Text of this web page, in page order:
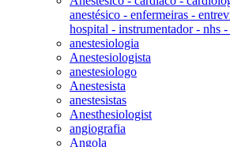
anestésico - enfermeiras -
hospital - instrumentador - nhs -
anestesiologia
Anestesiologista
anestesiologo
Anestesista
anestesistas
Anesthesiologist
angiografia
Angola